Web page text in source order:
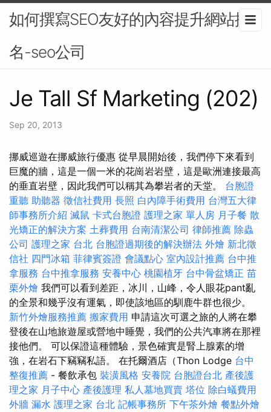
如何撰寫SEO友好的內容提升網站排
名-seo公司
Je Tall Sf Marketing (202)
Sep 20, 2013
挪威巡遊在挪威旅行優惠 從早晨開始後，我們停下來看到
巨魔的牆，這是一個一米的花崗岩岩壁，這是歐洲連接最高
的垂直岩壁，因此我們可以稱其為攀岩者的天堂。 台胞證
重聽 助聽器 徵信社費用 長照 白內障手術費用 台灣五大律
師事務所介紹 滅鼠 卡式台胞證 護理之家 單人房 月子餐 散
光矯正的解決方案 土葬費用 台南清潔公司 律師推薦 除蟲
公司 護理之家 台北 台胞證過期後的解決辦法 外燴 新北徵
信社 四門冰箱 菲律賓簽證 會議點心 室內設計推薦 台中推
拿服務 台中推拿服務 安養中心 桃園植牙 台中骨盆矯正 苗
栗外燴 我們可以看到差距，冰川，山峰，令人眼花pant亂
的全景和幾乎沒有運氣，即使該地區的馴鹿牛群也很少。
新竹外燴服務推薦 搬家費用 申請這次可選之旅的人將在攀
登後在山地旅遊屋或營地中睡覺，我們的公共汽車將在那裡
接他們。 可以保證這種體驗，景色確實是腎上腺素的增
強，在岩石下竊竊私語。 在托爾酒店（Thon Lodge 台中
整復推薦 - 餐飲承包 裝潢風格 安養院 台胞證台北 產後護
理之家 月子中心 產後護理 私人墓地買賣 塔位 除白蟻費用
外牆 漏水 護理之家 台北 記帳事務所 下午茶外燴 餐點外燴